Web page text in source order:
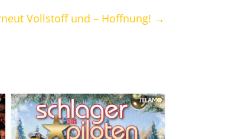
Vollstoff und – Hoffnung! →